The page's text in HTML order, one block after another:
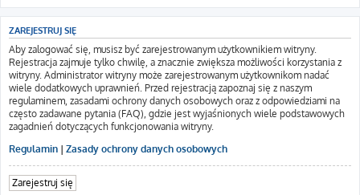
ZAREJESTRUJ SIĘ
Aby zalogować się, musisz być zarejestrowanym użytkownikiem witryny.
Rejestracja zajmuje tylko chwilę, a znacznie zwiększa możliwości korzystania z
witryny. Administrator witryny może zarejestrowanym użytkownikom nadać
wiele dodatkowych uprawnień. Przed rejestracją zapoznaj się z naszym
regulaminem, zasadami ochrony danych osobowych oraz z odpowiedziami na
często zadawane pytania (FAQ), gdzie jest wyjaśnionych wiele podstawowych
zagadnień dotyczących funkcjonowania witryny.
Regulamin | Zasady ochrony danych osobowych
Zarejestruj się